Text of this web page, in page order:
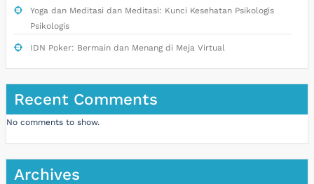
Yoga dan Meditasi dan Meditasi: Kunci Kesehatan Psikologis
Psikologis
IDN Poker: Bermain dan Menang di Meja Virtual
Recent Comments
No comments to show.
Archives